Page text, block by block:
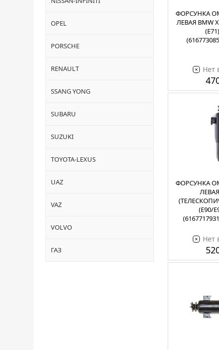
OPEL
PORSCHE
RENAULT
SSANG YONG
SUBARU
SUZUKI
TOYOTA-LEXUS
UAZ
VAZ
VOLVO
ГАЗ
ФОРСУНКА
ЛЕВАЯ BMW
Нет
ФОРСУНКА
(E90/
Нет